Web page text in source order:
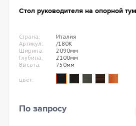
Стол руководителя на опорной
Страна:
Италия
Артикул:
/180K
Ширина:
2090мм
Глубина:
2100мм
Высота:
750мм
цвет:
По запросу